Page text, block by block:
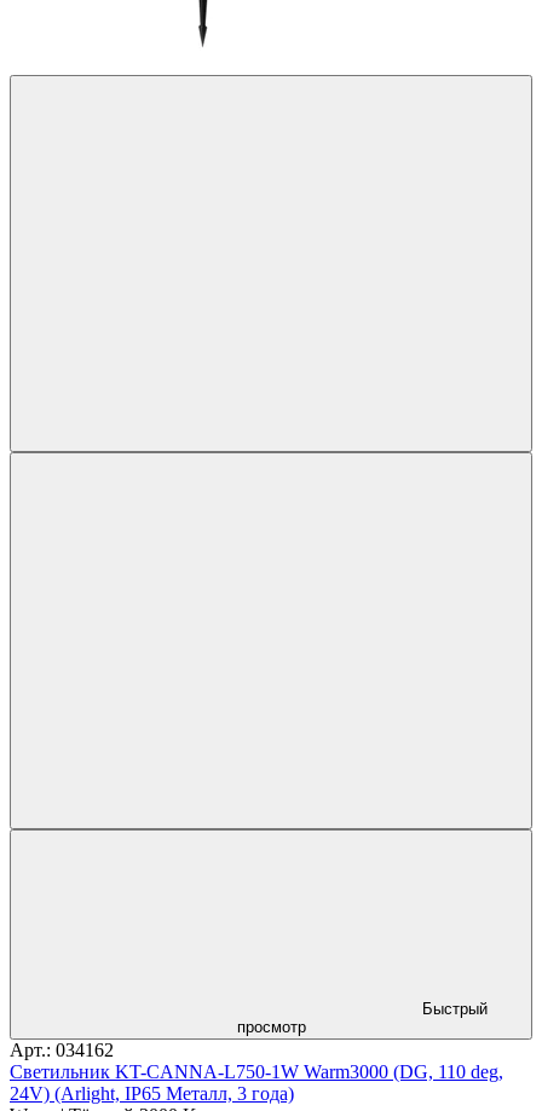
Быстрый
просмотр
Арт.: 034162
Светильник KT-CANNA-L750-1W Warm3000 (DG, 110 deg,
24V) (Arlight, IP65 Металл, 3 года)